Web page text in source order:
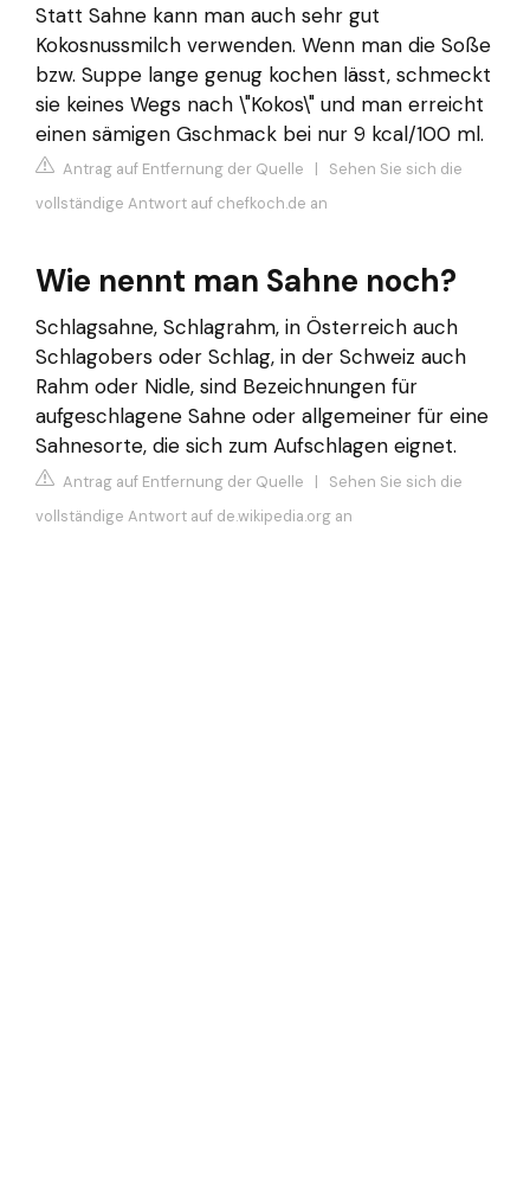
Statt Sahne kann man auch sehr gut
Kokosnussmilch verwenden. Wenn man die Soße
bzw. Suppe lange genug kochen lässt, schmeckt
sie keines Wegs nach \"Kokos\" und man erreicht
einen sämigen Gschmack bei nur 9 kcal/100 ml.
Antrag auf Entfernung der Quelle | Sehen Sie sich die
vollständige Antwort auf chefkoch.de an
Wie nennt man Sahne noch?
Schlagsahne, Schlagrahm, in Österreich auch
Schlagobers oder Schlag, in der Schweiz auch
Rahm oder Nidle, sind Bezeichnungen für
aufgeschlagene Sahne oder allgemeiner für eine
Sahnesorte, die sich zum Aufschlagen eignet.
Antrag auf Entfernung der Quelle | Sehen Sie sich die
vollständige Antwort auf de.wikipedia.org an